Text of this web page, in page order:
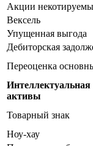
Акции
Вексель
Упущенная выгода
Дебиторская
Переоценка
Интеллектуальная
активы
Товарный знак
Ноу-хау